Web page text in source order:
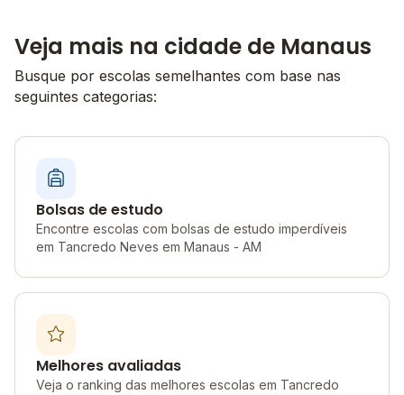
Veja mais na cidade de Manaus
Busque por escolas semelhantes com base nas
seguintes categorias:
Bolsas de estudo
Encontre escolas com bolsas de estudo imperdíveis
em Tancredo Neves em Manaus - AM
Melhores avaliadas
Veja o ranking das melhores escolas em Tancredo